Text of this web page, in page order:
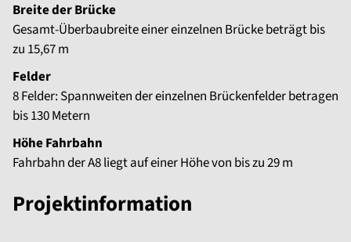
Breite der Brücke
Gesamt-Überbaubreite einer einzelnen Brücke beträgt bis
zu 15,67 m
Felder
8 Felder: Spannweiten der einzelnen Brückenfelder betragen
bis 130 Metern
Höhe Fahrbahn
Fahrbahn der A8 liegt auf einer Höhe von bis zu 29 m
Projektinformation